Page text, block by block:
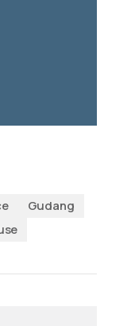
Gudang